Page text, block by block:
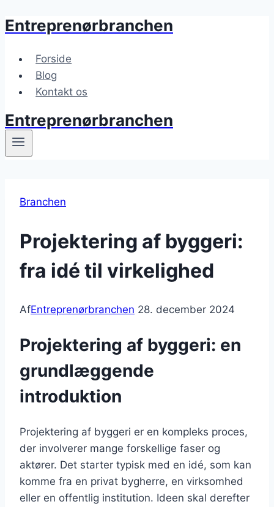
Fortsæt
indhold
Entreprenørbranchen
Forside
Blog
Kontakt os
Entreprenørbranchen
Branchen
Projektering af byggeri:
fra idé til virkelighed
AfEntreprenørbranchen 28. december 2024
Projektering af byggeri: en
grundlæggende
introduktion
Projektering af byggeri er en kompleks proces,
der involverer mange forskellige faser og
aktører. Det starter typisk med en idé, som kan
komme fra en privat bygherre, en virksomhed
eller en offentlig institution. Ideen skal derefter